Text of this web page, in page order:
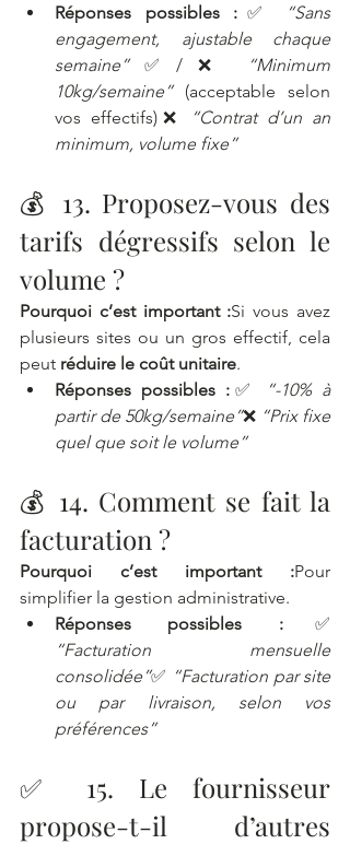
Réponses possibles : ✅
“Sans
engagement, ajustable chaque
semaine”✅/❌
“Minimum
10kg/semaine” (acceptable selon
vos effectifs)❌
“Contrat d’un an
minimum, volume fixe”
💰 13. Proposez-vous des
tarifs dégressifs selon le
volume ?
Pourquoi c’est important :Si vous avez
plusieurs sites ou un gros effectif, cela
peut réduire le coût unitaire.
Réponses possibles : ✅
“-10% à
partir de 50kg/semaine”❌ “Prix fixe
quel que soit le volume”
💰 14. Comment se fait la
facturation ?
Pourquoi c’est important :Pour
simplifier la gestion administrative.
Réponses possibles :
“Facturation mensuelle
consolidée”✅ “Facturation par site
ou par livraison, selon vos
préférences”
✅ 15. Le fournisseur
propose-t-il d’autres